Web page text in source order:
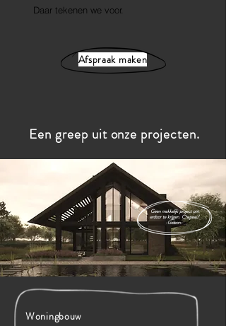
Daar tekenen we voor.
Afspraak maken
Een greep uit onze projecten.
Geen makkelijk project om
erdoor te krijgen. Chapeau!
-Gideon-
Woningbouw